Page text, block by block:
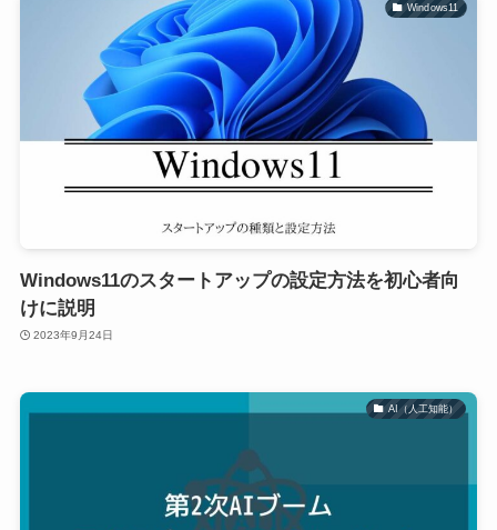
Windows11
Windows11のスタートアップの設定方法を初心者向
けに説明
2023年9月24日
AI（人工知能）